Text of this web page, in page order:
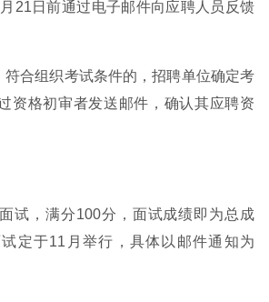
21日前通过电子邮件向应聘人员反馈
符合组织考试条件的，招聘单位确定考
资格初审者发送邮件，确认其应聘资
试，满分100分，面试成绩即为总成
定于11月举行，具体以邮件通知为